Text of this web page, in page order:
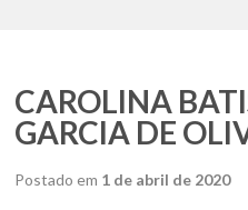
CAROLINA
GARCIA DE
Postado em 1 de abril de 2020